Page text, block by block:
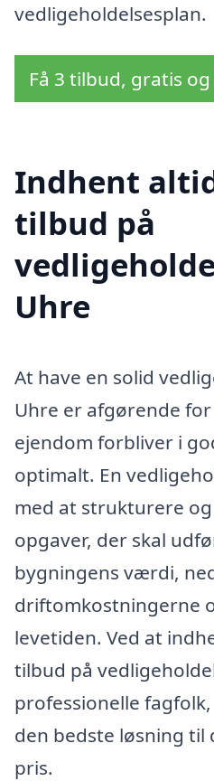
vedligeholdelsesplan.
Få 3 tilbud, gratis
Indhent
tilbud på
Uhre
At have en solid
Uhre er afgørende
ejendom forbliver i
optimalt. En
med at strukturere
opgaver, der skal
bygningens værdi,
driftomkostningerne
levetiden. Ved at
tilbud på
professionelle
den bedste løsning til
pris.